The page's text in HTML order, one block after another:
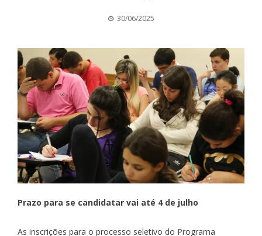
30/06/2025
Prazo para se candidatar vai até 4 de julho
As inscrições para o processo seletivo do Programa